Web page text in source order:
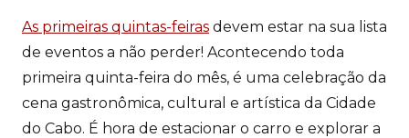
As primeiras quintas-feiras devem estar na sua lista
de eventos a não perder! Acontecendo toda
primeira quinta-feira do mês, é uma celebração da
cena gastronômica, cultural e artística da Cidade
do Cabo. É hora de estacionar o carro e explorar a